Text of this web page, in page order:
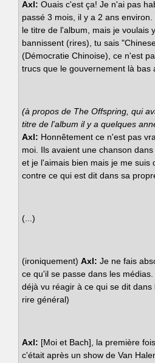
Axl: Ouais c'est ça! Je n'ai pas
passé 3 mois, il y a 2 ans
le titre de l'album, mais je voulais
bannissent (rires), tu sais
(Démocratie Chinoise), ce n'est
trucs que le gouvernement là bas
(à propos de The Offspring, qui
titre de l'album il y a quelques
Axl: Honnêtement ce n'est pas
moi. Ils avaient une chanson
et je l'aimais bien mais je me suis
contre ce qui est dit dans sa
(...)
(ironiquement)Axl:Je ne fais
ce qu'il se passe dans les
déjà vu réagir à ce qui se dit
rire général)
Axl: [Moi et Bach], la première
c'était après un show de Van